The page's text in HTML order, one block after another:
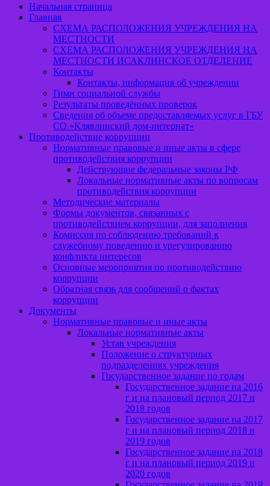
Начальная страница
Главная
СХЕМА РАСПОЛОЖЕНИЯ УЧРЕЖДЕНИЯ НА
МЕСТНОСТИ
СХЕМА РАСПОЛОЖЕНИЯ УЧРЕЖДЕНИЯ НА
МЕСТНОСТИ ИСАКЛИНСКОЕ ОТДЕЛЕНИЕ
Контакты
Контакты, информация об учреждении
Гимн социальной службы
Результаты проведённых проверок
Сведения об объеме предоставляемых услуг в ГБУ
СО «Клявлинский дом-интернат»
Противодействие коррупции
Нормативные правовые и иные акты в сфере
противодействия коррупции
Действующие федеральные законы РФ
Локальные нормативные акты по вопросам
противодействия коррупции
Методические материалы
Формы документов, связанных с
противодействием коррупции, для заполнения
Комиссия по соблюдению требований к
служебному поведению и урегулированию
конфликта интересов
Основные мероприятия по противодействию
коррупции
Обратная связь для сообщений о фактах
коррупции
Документы
Нормативные правовые и иные акты
Локальные нормативные акты
Устав учреждения
Положение о структурных
подразделениях учреждения
Государственное задание по годам
Государственное задание на 2016
г и на плановый период 2017 и
2018 годов
Государственное задание на 2017
г и на плановый период 2018 и
2019 годов
Государственное задание на 2018
г и на плановый период 2019 и
2020 годов